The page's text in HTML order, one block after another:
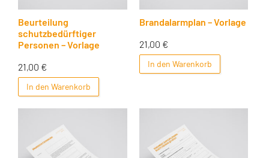
Beurteilung
schutzbedürftiger
Personen – Vorlage
21,00 €
In den Warenkorb
Brandalarmplan – Vorlage
21,00 €
In den Warenkorb